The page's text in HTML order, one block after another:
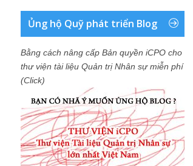
Ủng hộ Quỹ phát triển Blog
Bằng cách nâng cấp Bản quyền iCPO cho
thư viện tài liệu Quản trị Nhân sự miễn phí
(Click)